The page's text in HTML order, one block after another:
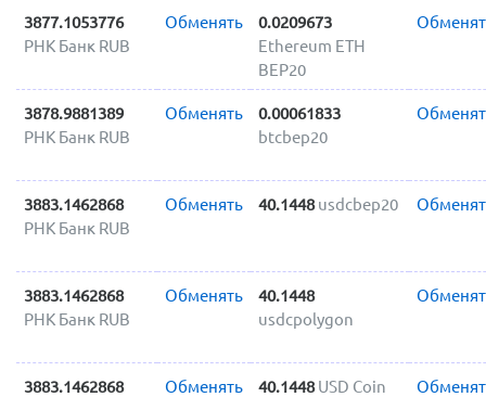
3877.1053776
РНК Банк RUB
Обменять
0.0209673
Ethereum ETH
BEP20
3878.9881389
РНК Банк RUB
Обменять
0.00061833
btcbep20
3883.1462868
РНК Банк RUB
Обменять 40.1448 usdcbep20
3883.1462868
РНК Банк RUB
Обменять
40.1448
usdcpolygon
3883.1462868
Обменять 40.1448 USD Coin